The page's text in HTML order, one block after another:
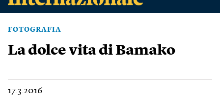
FOTOGRAFIA
La dolce vita di Bamako
17.3.2016